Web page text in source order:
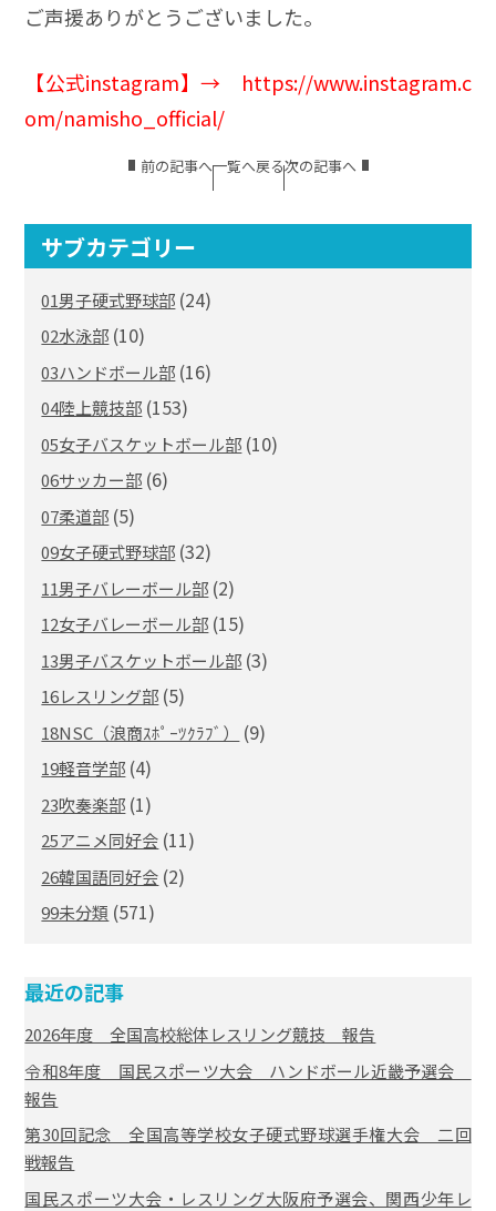
ご声援ありがとうございました。
【公式instagram】 → https://www.instagram.c
om/namisho_official/
前の記事へ一覧へ戻る次の記事へ
サブカテゴリー
01男子硬式野球部 (24)
02水泳部 (10)
03ハンドボール部 (16)
04陸上競技部 (153)
05女子バスケットボール部 (10)
06サッカー部 (6)
07柔道部 (5)
09女子硬式野球部 (32)
11男子バレーボール部 (2)
12女子バレーボール部 (15)
13男子バスケットボール部 (3)
16レスリング部 (5)
18NSC（浪商ｽﾎﾟｰﾂｸﾗﾌﾞ） (9)
19軽音学部 (4)
23吹奏楽部 (1)
25アニメ同好会 (11)
26韓国語同好会 (2)
99未分類 (571)
最近の記事
2026年度 全国高校総体レスリング競技 報告
令和8年度 国民スポーツ大会 ハンドボール近畿予選会
報告
第30回記念 全国高等学校女子硬式野球選手権大会 二回
戦報告
国民スポーツ大会・レスリング大阪府予選会、関西少年レ